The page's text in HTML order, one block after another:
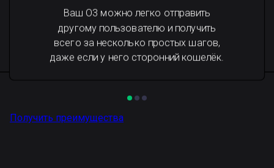
Ваш O3 можно легко отправить
другому пользователю и получить
всего за несколько простых шагов,
даже если у него сторонний кошелёк.
Получить преимущества